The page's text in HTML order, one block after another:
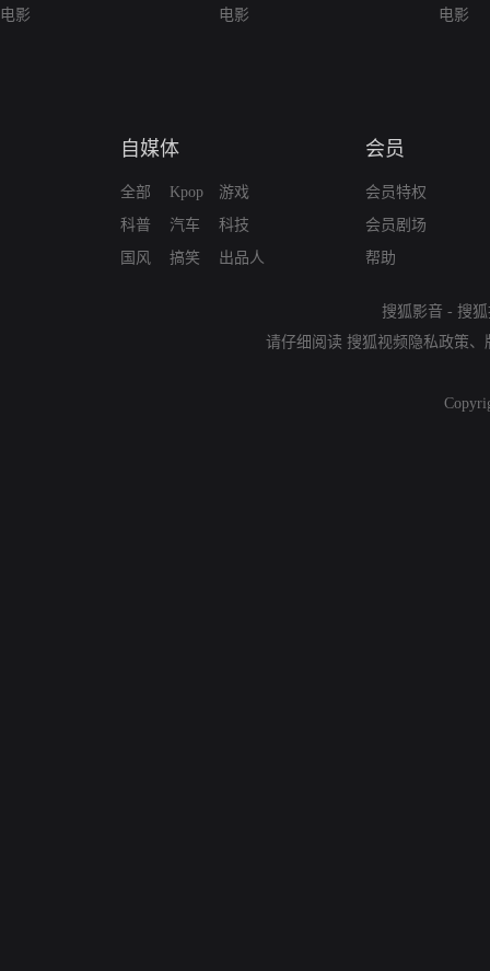
电影 电影 电影
自媒体
全部
科普
国风
Kpop
汽车
搞笑
游戏
科技
出品人
会员
会员特权
会员剧场
帮助
搜狐影音 - 搜
请仔细阅读 搜狐视频隐私政策、